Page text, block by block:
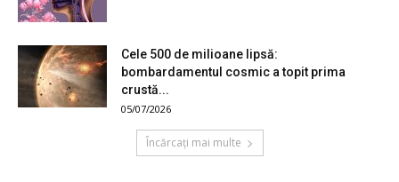
Cele 500 de milioane lipsă:
bombardamentul cosmic a topit prima
crustă...
05/07/2026
Încărcați mai multe